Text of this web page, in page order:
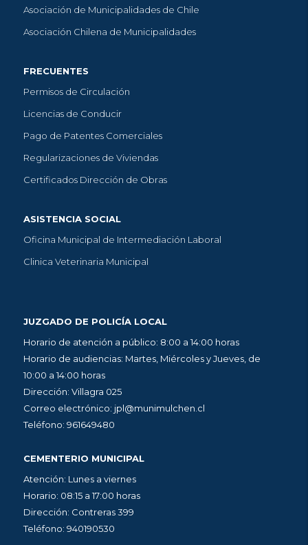
Asociación de Municipalidades de Chile
Asociación Chilena de Municipalidades
FRECUENTES
Permisos de Circulación
Licencias de Conducir
Pago de Patentes Comerciales
Regularizaciones de Viviendas
Certificados Dirección de Obras
ASISTENCIA SOCIAL
Oficina Municipal de Intermediación Laboral
Clinica Veterinaria Municipal
JUZGADO DE POLICÍA LOCAL
Horario de atención a público: 8:00 a 14:00 horas
Horario de audiencias: Martes, Miércoles y Jueves, de
10:00 a 14:00 horas
Dirección: Villagra 025
Correo electrónico: jpl@munimulchen.cl
Teléfono: 961649480
CEMENTERIO MUNICIPAL
Atención: Lunes a viernes
Horario: 08:15 a 17:00 horas
Dirección: Contreras 399
Teléfono: 940190530